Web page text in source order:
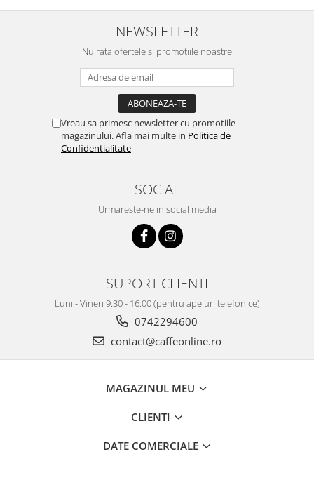
NEWSLETTER
Nu rata ofertele si promotiile noastre
Vreau sa primesc newsletter cu promotiile
magazinului. Afla mai multe in Politica de
Confidentialitate
SOCIAL
Urmareste-ne in social media
SUPORT CLIENTI
Luni - Vineri 9:30 - 16:00 (pentru apeluri telefonice)
0742294600
contact@caffeonline.ro
MAGAZINUL MEU
CLIENTI
DATE COMERCIALE